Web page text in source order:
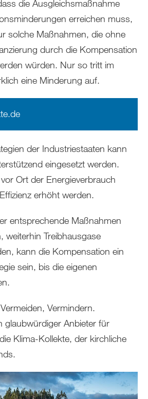
die Ausgleichsmaßnahme
erreichen muss,
solche Maßnahmen, die ohne
durch die Kompensation
würden. Nur so tritt im
eine Minderung auf.
der Industriestaaten kann
eingesetzt werden.
Ort der Energieverbrauch
erhöht werden.
entsprechende Maßnahmen
weiterhin Treibhausgase
kann die Kompensation ein
sein, bis die eigenen
Vermindern.
glaubwürdiger Anbieter für
Klima-Kollekte, der kirchliche